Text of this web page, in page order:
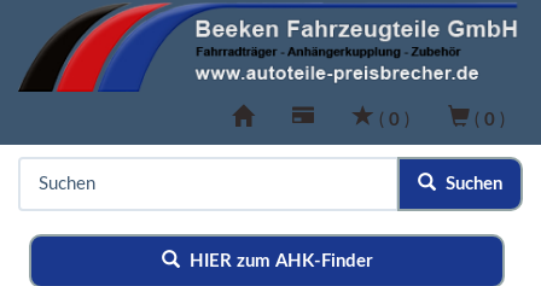
( 0 ) ( 0 )
Suchen
HIER zum AHK-Finder